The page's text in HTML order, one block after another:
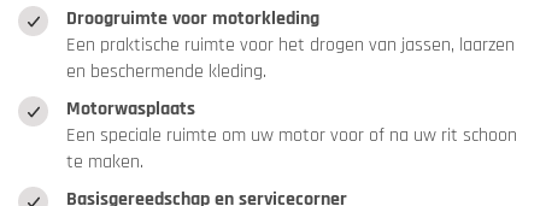
Droogruimte voor motorkleding
Een praktische ruimte voor het drogen van jassen, laarzen
en beschermende kleding.
Motorwasplaats
Een speciale ruimte om uw motor voor of na uw rit schoon
te maken.
Basisgereedschap en servicecorner